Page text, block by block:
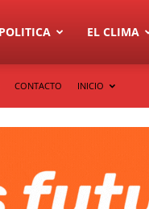
POLITICA EL CLIMA
CONTACTO INICIO